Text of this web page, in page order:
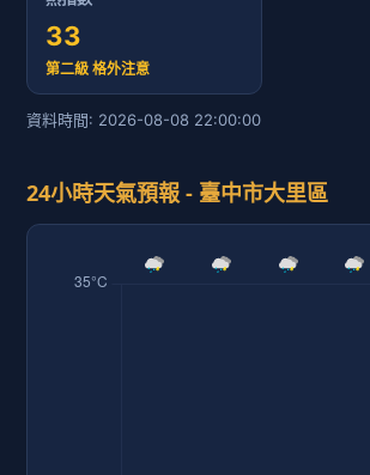
33
第二級 格外注意
資料時間: 2026-08-08 22:00:00
24小時天氣預報 - 臺中市大里區